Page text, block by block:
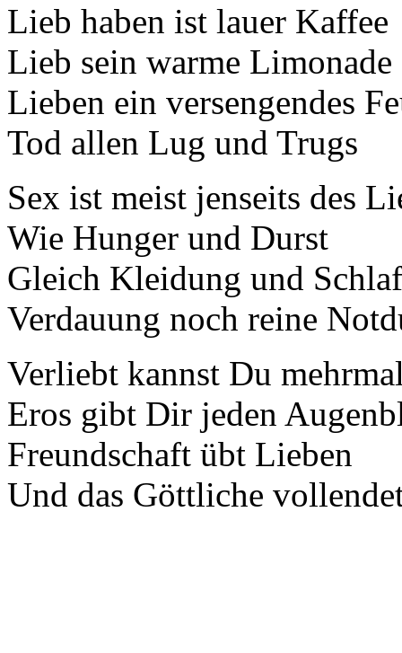
Lieb haben ist lauer Kaffee
Lieb sein warme Limonade
Lieben ein versengendes
Tod allen Lug und Trugs
Sex ist meist jenseits des
Wie Hunger und Durst
Gleich Kleidung und Schlaf
Verdauung noch reine
Verliebt kannst Du
Eros gibt Dir jeden
Freundschaft übt Lieben
Und das Göttliche